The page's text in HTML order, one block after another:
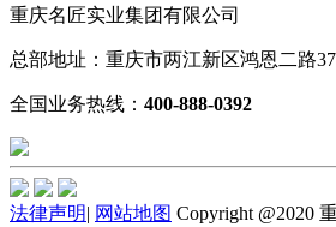
重庆名匠实业集团有限公司
总部地址：重庆市两江新区鸿恩二路
全国业务热线： 400-888-0392
法律声明| 网站地图 Copyright @2020